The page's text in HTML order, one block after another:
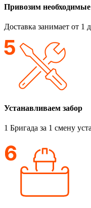
Привозим
Доставка занимает от 1
Устанавливаем забор
1 Бригада за 1 смену